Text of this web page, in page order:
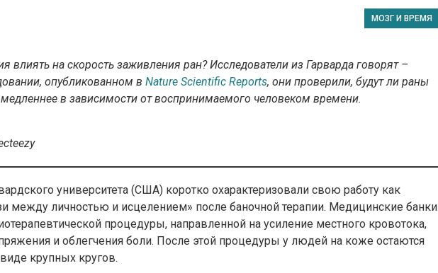
МОЗГ И ВРЕМЯ
влиять на скорость заживления ран? Исследователи из Гарварда говорят –
опубликованном в Nature Scientific Reports, они проверили, будут ли раны
в зависимости от воспринимаемого человеком времени.
университета (США) коротко охарактеризовали свою работу как
между личностью и исцелением» после баночной терапии. Медицинские банки
процедуры, направленной на усиление местного кровотока,
и облегчения боли. После этой процедуры у людей на коже остаются
крупных кругов.